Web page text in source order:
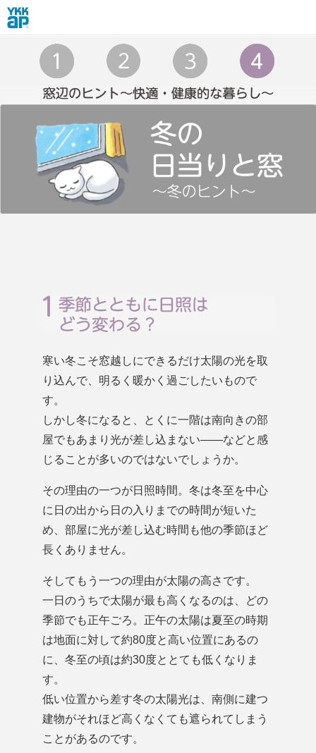
寒い冬こそ窓越しにできるだけ太陽の光を取
り込んで、明るく暖かく過ごしたいもので
す。
しかし冬になると、とくに一階は南向きの部
屋でもあまり光が差し込まない――などと感
じることが多いのではないでしょうか。
その理由の一つが日照時間。冬は冬至を中心
に日の出から日の入りまでの時間が短いた
め、部屋に光が差し込む時間も他の季節ほど
長くありません。
そしてもう一つの理由が太陽の高さです。
一日のうちで太陽が最も高くなるのは、どの
季節でも正午ごろ。正午の太陽は夏至の時期
は地面に対して約80度と高い位置にあるの
に、冬至の頃は約30度ととても低くなりま
す。
低い位置から差す冬の太陽光は、南側に建つ
建物がそれほど高くなくても遮られてしまう
ことがあるのです。